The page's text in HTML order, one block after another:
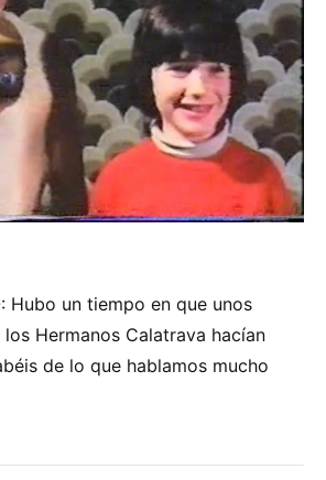
Hubo un tiempo en que unos
Hermanos Calatrava hacían
de lo que hablamos mucho